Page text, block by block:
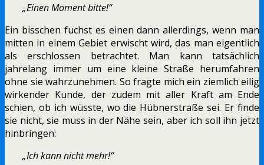
„Einen Moment bitte!“
Ein bisschen fuchst es einen dann allerdings, wenn man
mitten in einem Gebiet erwischt wird, das man eigentlich
als erschlossen betrachtet. Man kann tatsächlich
jahrelang immer um eine kleine Straße herumfahren
ohne sie wahrzunehmen. So fragte mich ein ziemlich eilig
wirkender Kunde, der zudem mit aller Kraft am Ende
schien, ob ich wüsste, wo die Hübnerstraße sei. Er finde
sie nicht, sie muss in der Nähe sein, aber ich soll ihn jetzt
hinbringen:
„Ich kann nicht mehr!“